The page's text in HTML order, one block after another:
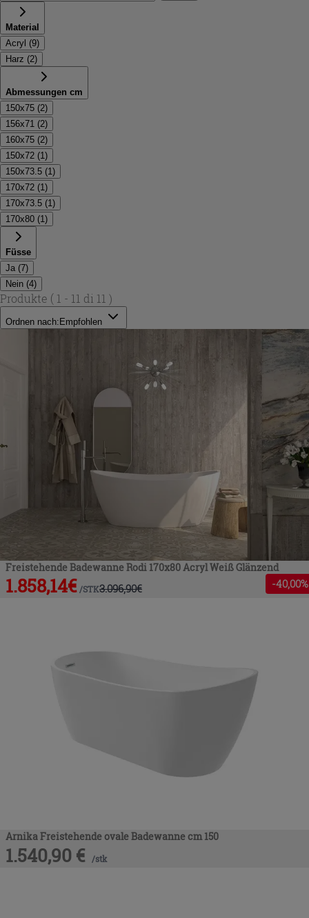
Material
Acryl (9)
Harz (2)
Abmessungen cm
150x75 (2)
156x71 (2)
160x75 (2)
150x72 (1 )
150x73.5 (1 )
170x72 (1 )
170x73.5 (1 )
170x80 (1 )
Füsse
Ja (7)
Nein (4)
Produkte ( 1 - 11 di 11 )
Ordnen nach: Empfohlen
Freistehende Badewanne Rodi 170x80 Acryl Weiß Glänzend
1.858,14€ /STK3.096,90€ -40,00%
Arnika Freistehende ovale Badewanne cm 150
1.540,90 € /stk